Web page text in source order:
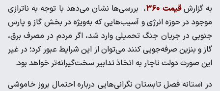
به گزارشقیمت ۳۶۰
، بررسی‌ها نشان می‌دهد با توجه به ناترازی
موجود در حوزه انرژی و آسیب‌هایی که به‌ویژه در بخش گاز و پارس
جنوبی در جریان جنگ تحمیلی وارد شد، اگر مردم در مصرف برق،
گاز و بنزین صرفه‌جویی کنند می‌توان از این شرایط عبور کرد؛ در غیر
این صورت دولت ناچار به اتخاذ تدابیر سخت‌گیرانه‌تر خواهد بود.
در آستانه فصل تابستان نگرانی‌هایی درباره احتمال بروز خاموشی